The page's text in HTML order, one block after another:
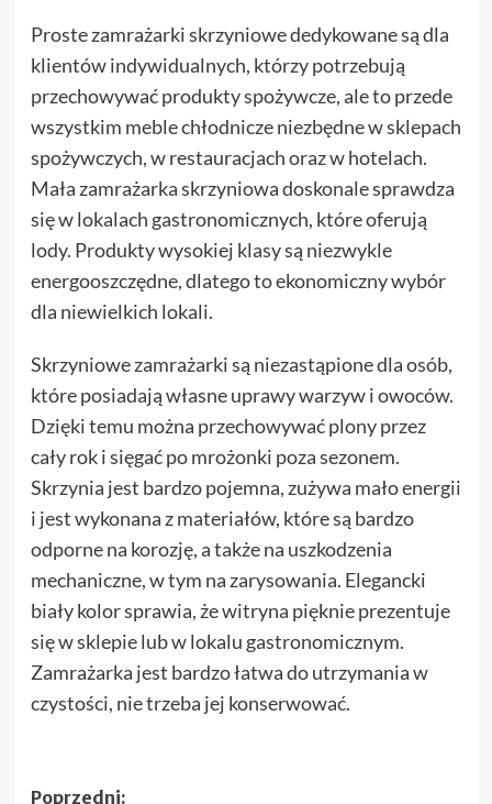
Proste zamrażarki skrzyniowe dedykowane są dla
klientów indywidualnych, którzy potrzebują
przechowywać produkty spożywcze, ale to przede
wszystkim meble chłodnicze niezbędne w sklepach
spożywczych, w restauracjach oraz w hotelach.
Mała zamrażarka skrzyniowa doskonale sprawdza
się w lokalach gastronomicznych, które oferują
lody. Produkty wysokiej klasy są niezwykle
energooszczędne, dlatego to ekonomiczny wybór
dla niewielkich lokali.
Skrzyniowe zamrażarki są niezastąpione dla osób,
które posiadają własne uprawy warzyw i owoców.
Dzięki temu można przechowywać plony przez
cały rok i sięgać po mrożonki poza sezonem.
Skrzynia jest bardzo pojemna, zużywa mało energii
i jest wykonana z materiałów, które są bardzo
odporne na korozję, a także na uszkodzenia
mechaniczne, w tym na zarysowania. Elegancki
biały kolor sprawia, że witryna pięknie prezentuje
się w sklepie lub w lokalu gastronomicznym.
Zamrażarka jest bardzo łatwa do utrzymania w
czystości, nie trzeba jej konserwować.
Poprzedni: